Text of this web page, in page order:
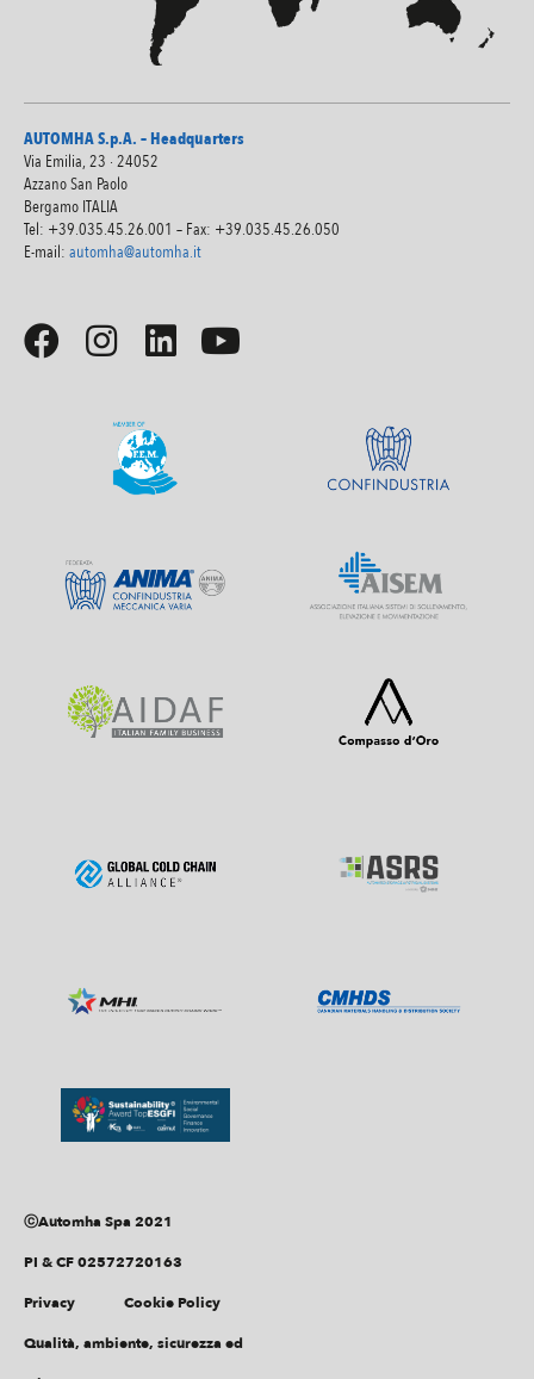
AUTOMHA S.p.A. – Headquarters
Via Emilia, 23 · 24052
Azzano San Paolo
Bergamo ITALIA
Tel: +39.035.45.26.001 – Fax: +39.035.45.26.050
E-mail: automha@automha.it
ⓒAutomha Spa 2021
PI & CF 02572720163
Privacy Cookie Policy
Qualità, ambiente, sicurezza ed